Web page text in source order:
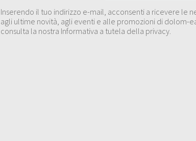
Inserendo il tuo indirizzo e-mail, acconsenti a ricevere le
agli ultime novità, agli eventi e alle promozioni di dolom-
consulta la nostra Informativa a tutela della privacy.